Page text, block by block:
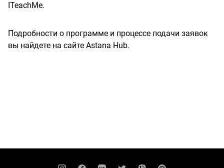
ITeachMe.
Подробности о программе и процессе подачи заявок
вы найдете на сайте Astana Hub.